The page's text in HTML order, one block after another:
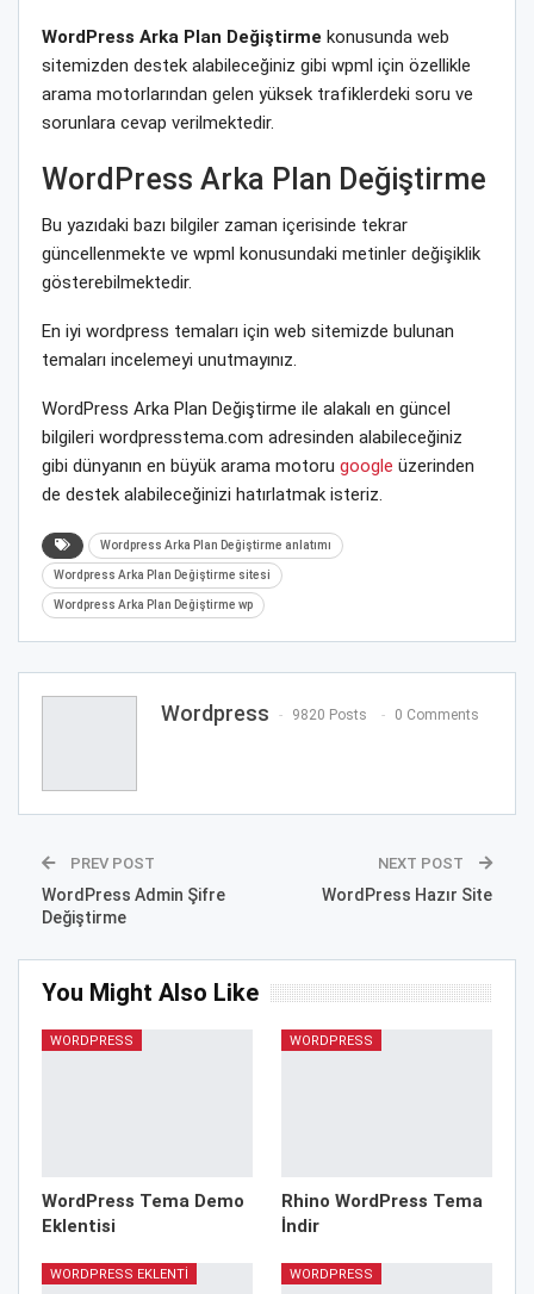
WordPress Arka Plan Değiştirme konusunda web
sitemizden destek alabileceğiniz gibi wpml için özellikle
arama motorlarından gelen yüksek trafiklerdeki soru ve
sorunlara cevap verilmektedir.
WordPress Arka Plan Değiştirme
Bu yazıdaki bazı bilgiler zaman içerisinde tekrar
güncellenmekte ve wpml konusundaki metinler değişiklik
gösterebilmektedir.
En iyi wordpress temaları için web sitemizde bulunan
temaları incelemeyi unutmayınız.
WordPress Arka Plan Değiştirme ile alakalı en güncel
bilgileri wordpresstema.com adresinden alabileceğiniz
gibi dünyanın en büyük arama motoru google üzerinden
de destek alabileceğinizi hatırlatmak isteriz.
Wordpress Arka Plan Değiştirme anlatımı
Wordpress Arka Plan Değiştirme sitesi
Wordpress Arka Plan Değiştirme wp
Wordpress 9820 Posts 0 Comments
PREV POST
WordPress Admin Şifre
Değiştirme
NEXT POST
WordPress Hazır Site
You Might Also Like
WORDPRESS
WordPress Tema Demo
Eklentisi
WORDPRESS
Rhino WordPress Tema
İndir
WORDPRESS EKLENTI WORDPRESS